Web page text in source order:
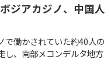
ジアカジノ、中国人
で働かされていた約40人の
し、南部メコンデルタ地方